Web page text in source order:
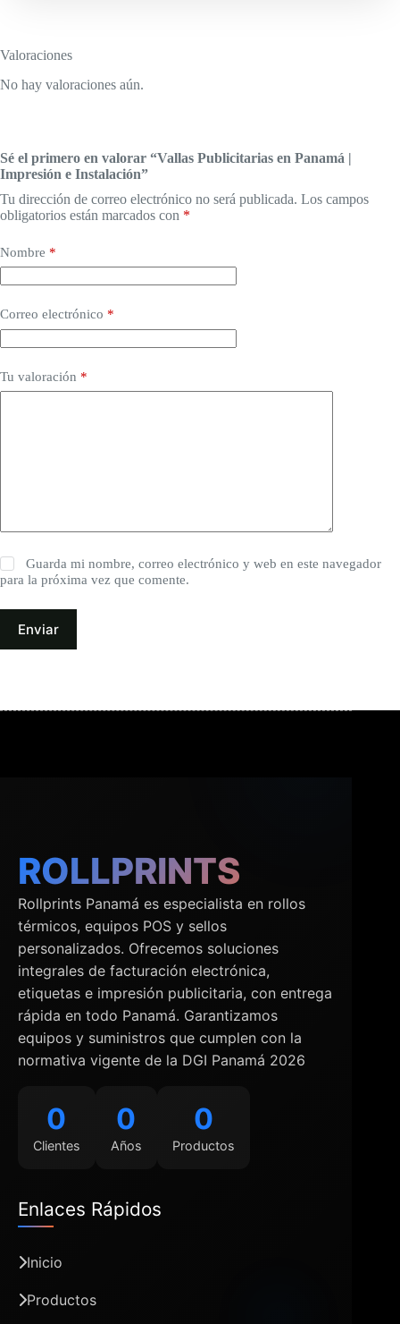
Valoraciones
No hay valoraciones aún.
Sé el primero en valorar “Vallas Publicitarias en Panamá |
Impresión e Instalación”
Tu dirección de correo electrónico no será publicada. Los campos
obligatorios están marcados con *
Nombre *
Correo electrónico *
Tu valoración *
Guarda mi nombre, correo electrónico y web en este navegador
para la próxima vez que comente.
Enviar
ROLLPRINTS
Rollprints Panamá es especialista en rollos
térmicos, equipos POS y sellos
personalizados. Ofrecemos soluciones
integrales de facturación electrónica,
etiquetas e impresión publicitaria, con entrega
rápida en todo Panamá. Garantizamos
equipos y suministros que cumplen con la
normativa vigente de la DGI Panamá 2026
0
Clientes
0
Años
0
Productos
Enlaces Rápidos
Inicio
Productos